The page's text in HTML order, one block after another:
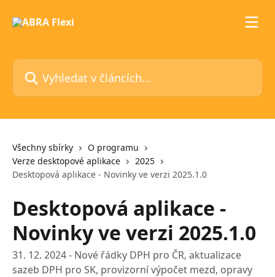
Vyhledat v článcích…
Všechny sbírky
O programu
Verze desktopové aplikace
2025
Desktopová aplikace - Novinky ve verzi 2025.1.0
Desktopová aplikace -
Novinky ve verzi 2025.1.0
31. 12. 2024 - Nové řádky DPH pro ČR, aktualizace
sazeb DPH pro SK, provizorní výpočet mezd, opravy